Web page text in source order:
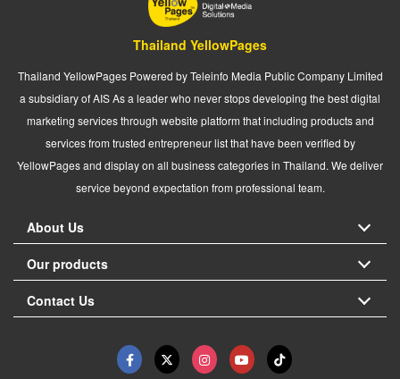
Thailand YellowPages
Thailand YellowPages Powered by Teleinfo Media Public Company Limited
a subsidiary of AIS As a leader who never stops developing the best digital
marketing services through website platform that including products and
services from trusted entrepreneur list that have been verified by
YellowPages and display on all business categories in Thailand. We deliver
service beyond expectation from professional team.
About Us
Our products
Contact Us